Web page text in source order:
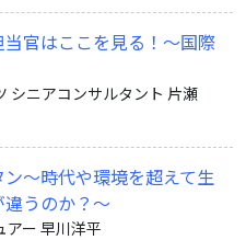
官はここを見る！～国際
シニアコンサルタント 片瀬
ン〜時代や環境を超えて生
違うのか？〜
アー 早川洋平